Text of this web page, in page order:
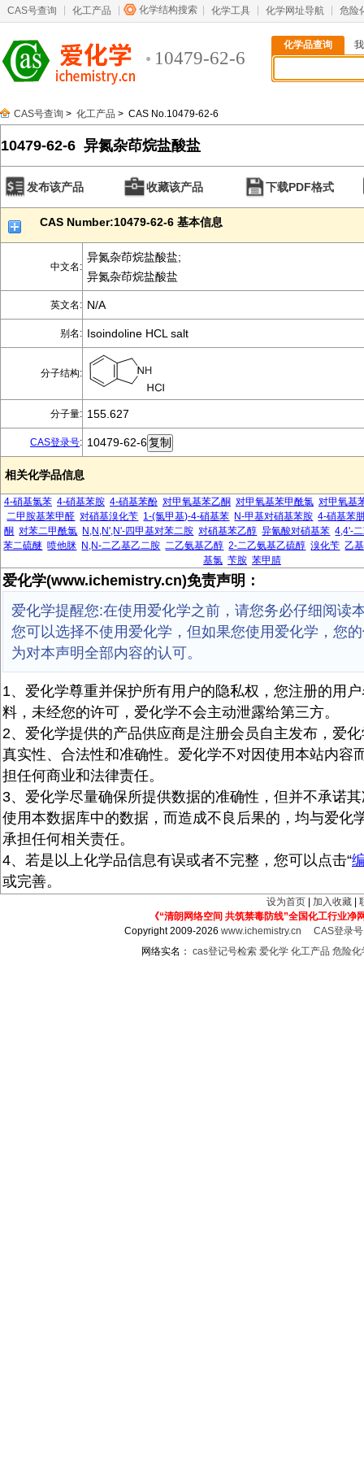
CAS号查询 化工产品 化学结构搜索 化学工具 化学网址导航 危险
10479-62-6
化学品查询
CAS号查询 > 化工产品 > CAS No.10479-62-6
10479-62-6 异氮杂茚烷盐酸盐
发布该产品 收藏该产品 下载PDF格式
CAS Number:10479-62-6 基本信息
中文名:
异氮杂茚烷盐酸盐;
异氮杂茚烷盐酸盐
英文名: N/A
别名: Isoindoline HCL salt
分子结构:
分子量: 155.627
CAS登录号: 10479-62-6
相关化学品信息
4-硝基氯苯 4-硝基苯胺 4-硝基苯酚 对甲氧基苯乙酮 对甲氧基苯甲酰氯 对甲氧基
二甲胺基苯甲醛 对硝基溴化苄 1-(氯甲基)-4-硝基苯 N-甲基对硝基苯胺 4-硝基苯
酮 对苯二甲酰氯 N,N,N',N'-四甲基对苯二胺 对硝基苯乙醇 异氰酸对硝基苯 4,4'-
苯二硫醚 喷他脒 N,N-二乙基乙二胺 二乙氨基乙醇 2-二乙氨基乙硫醇 溴化苄 乙
基氯 苄胺 苯甲腈
爱化学(www.ichemistry.cn)免责声明：
爱化学提醒您:在使用爱化学之前，请您务必仔细阅读
您可以选择不使用爱化学，但如果您使用爱化学，您
为对本声明全部内容的认可。
1、爱化学尊重并保护所有用户的隐私权，您注册的用
料，未经您的许可，爱化学不会主动泄露给第三方。
2、爱化学提供的产品供应商是注册会员自主发布，爱
真实性、合法性和准确性。爱化学不对因使用本站内容
担任何商业和法律责任。
3、爱化学尽量确保所提供数据的准确性，但并不承诺
使用本数据库中的数据，而造成不良后果的，均与爱化
承担任何相关责任。
4、若是以上化学品信息有误或者不完整，您可以点击“
或完善。
设为首页 加入收藏
《“清朗网络空间 共筑禁毒防线”全国化工行业净
Copyright 2009-2026www.ichemistry.cn
CAS登录
网络实名： cas登记号检索 爱化学 化工产品 危险化